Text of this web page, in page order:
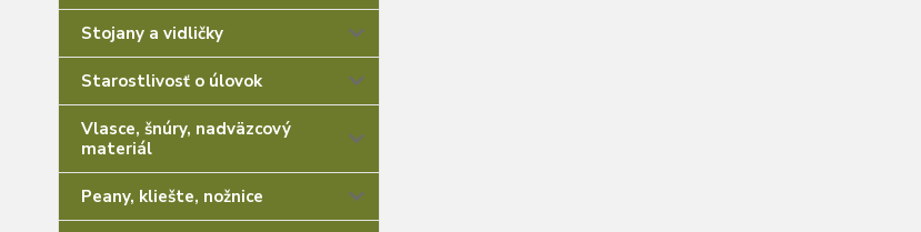
Stojany a vidličky
Starostlivosť o úlovok
Vlasce, šnúry, nadväzcový
materiál
Peany, kliešte, nožnice